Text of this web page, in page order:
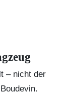
– nicht der